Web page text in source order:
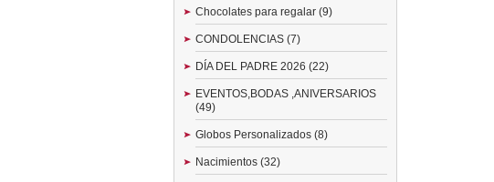
Chocolates para regalar (9)
CONDOLENCIAS (7)
DÍA DEL PADRE 2026 (22)
EVENTOS,BODAS ,ANIVERSARIOS
(49)
Globos Personalizados (8)
Nacimientos (32)